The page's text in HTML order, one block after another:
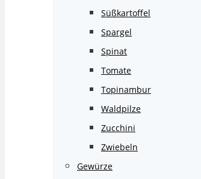
Süßkartoffel
Spargel
Spinat
Tomate
Topinambur
Waldpilze
Zucchini
Zwiebeln
Gewürze